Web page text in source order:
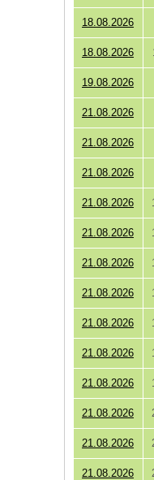
18.08.2026
18.08.2026
19.08.2026
21.08.2026
21.08.2026
21.08.2026
21.08.2026
21.08.2026
21.08.2026
21.08.2026
21.08.2026
21.08.2026
21.08.2026
21.08.2026
21.08.2026
21.08.2026